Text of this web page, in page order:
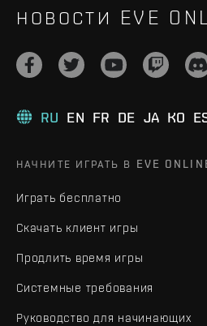
НОВОСТИ EVE
RU EN FR DE JA KO
НАЧНИТЕ ИГРАТЬ В EVE
Играть бесплатно
Скачать клиент игры
Продлить время игры
Системные требования
Руководство для начинающих